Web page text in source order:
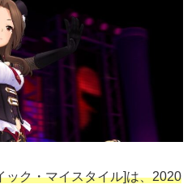
ック・マイスタイル]は、2020